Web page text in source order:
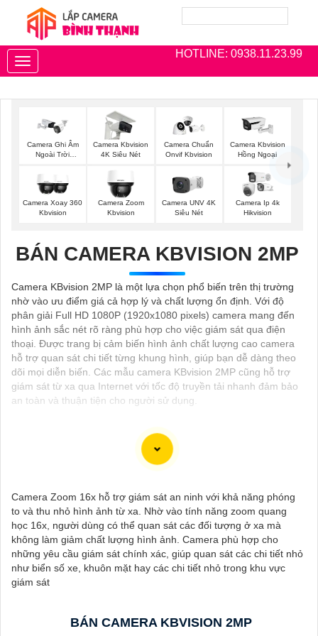
HOTLINE: 0938.11.23.99
Toggle
navigation
Camera Ghi Âm
Ngoài Trời
Camera Kbvision
4K Siêu Nét
Camera Chuẩn
Onvif Kbvision
Camera Kbvision
Hồng Ngoại
Camera Xoay 360
Kbvision
Camera Zoom
Kbvision
Camera UNV 4K
Siêu Nét
Camera Ip 4k
Hikvision
BÁN CAMERA KBVISION 2MP
Camera KBvision 2MP là một lựa chọn phổ biến trên thị trường
nhờ vào ưu điểm giá cả hợp lý và chất lượng ổn định. Với độ
phân giải Full HD 1080P (1920x1080 pixels) camera mang đến
hình ảnh sắc nét rõ ràng phù hợp cho việc giám sát qua điện
thoại. Được trang bị cảm biến hình ảnh chất lượng cao camera
hỗ trợ quan sát chi tiết từng khung hình, giúp bạn dễ dàng theo
dõi mọi diễn biến. Các mẫu camera KBvision 2MP cũng hỗ trợ
giám sát từ xa qua Internet với tốc độ truyền tải nhanh đảm bảo
an toàn và thuận tiện cho người sử dụng.
của mình. Camera này cung cấp hình ảnh sắc nét, chất lượng
cao và có khả năng quan sát trong đêm thông qua công nghệ
hồng ngoại.
Dưới đây là một mô tả cơ bản về chiếc camera này:
- Độ phân giải: 2.0MP FULL HD- Chất lượng hình ảnh: Sắc nét,
chất lượng cao- Công nghệ hồng ngoại: Có khả năng quan sát
trong đêm- Kết nối: Dây cáp, hoặc không dây tùy chọn- Ứng
mạng internet từ xa- Chức năng cảnh báo: Có thể cài đặt cảnh
báo khi phát hiện chuyển động
Camera Zoom 16x hỗ trợ giám sát an ninh với khả năng phóng
to và thu nhỏ hình ảnh từ xa. Nhờ vào tính năng zoom quang
học 16x, người dùng có thể quan sát các đối tượng ở xa mà
không làm giảm chất lượng hình ảnh. Camera phù hợp cho
những yêu cầu giám sát chính xác, giúp quan sát các chi tiết nhỏ
như biển số xe, khuôn mặt hay các chi tiết nhỏ trong khu vực
giám sát
BÁN CAMERA KBVISION 2MP